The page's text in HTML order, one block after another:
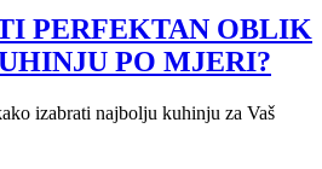
PERFEKTAN OBLIK
PO MJERI?
izabrati najbolju kuhinju za Vaš